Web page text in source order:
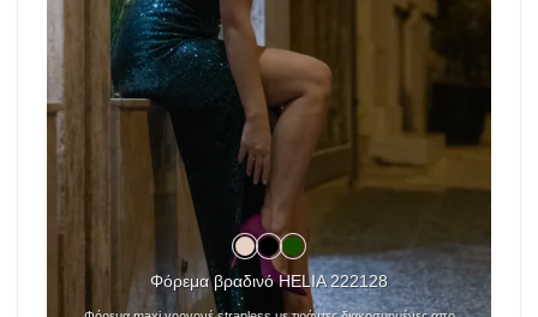
Φόρεμα βραδινό HELIA 222128